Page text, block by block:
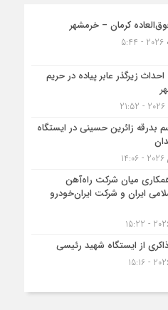
کرمان – خرمشهر
احداث زیرگذر عابر پیاده در حریم
بدرقه زائرین حسینی در ایستگاه
میان شرکت راه‌آهن
ایران و شرکت ایران‌خودرو
ذاکری از ایستگاه شهید رئیسی